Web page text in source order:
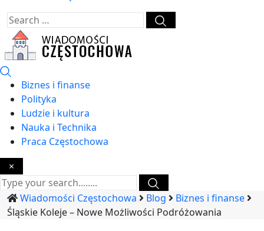
Biznes i finanse
Polityka
Ludzie i kultura
Nauka i Technika
Praca Częstochowa
×
Wiadomości Częstochowa Blog
Biznes i finanse
Śląskie Koleje – Nowe Możliwości Podróżowania